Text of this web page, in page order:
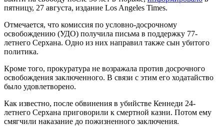
пятницу, 27 августа, издание Los Angeles Times.
Отмечается, что комиссия по условно-досрочному
освобождению (УДО) получила письма в поддержку 77-
летнего Серхана. Одно из них направил также сын убитого
политика.
Кроме того, прокуратура не возражала против досрочного
освобождения заключенного. В связи с этим его ходатайство
было удовлетворено.
Как известно, после обвинения в убийстве Кеннеди 24-
летнего Серхана приговорили к смертной казни. Потом ему
смягчили наказание до пожизненного заключения.